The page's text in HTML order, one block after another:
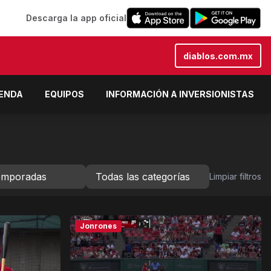
Descarga la app oficial
diablos.com.mx
EQUIPOS INFORMACIÓN A INVERSIONISTAS
Limpiar filtros
Jonrones